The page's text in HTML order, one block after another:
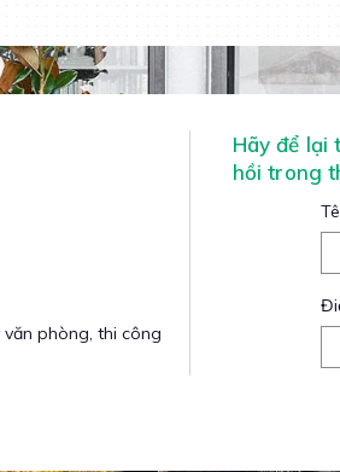
phòng, thi công
Hãy để lại
hồi trong